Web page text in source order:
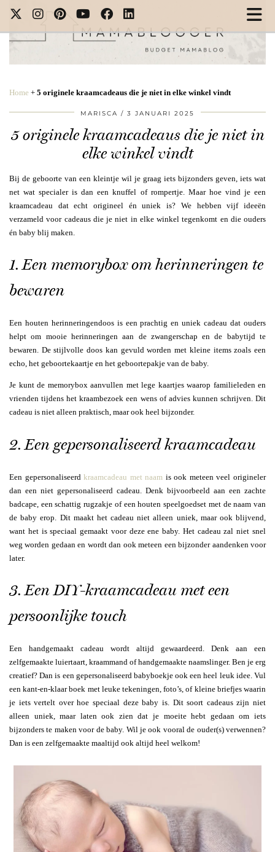
Home + 5 originele kraamcadeaus die je niet in elke winkel vindt
MARISCA 3 JANUARI 2025
5 originele kraamcadeaus die je niet in
elke winkel vindt
Bij de geboorte van een kleintje wil je graag iets bijzonders geven, iets wat
net wat specialer is dan een knuffel of rompertje. Maar hoe vind je een
kraamcadeau dat echt origineel én uniek is? We hebben vijf ideeën
verzameld voor cadeaus die je niet in elke winkel tegenkomt en die ouders
én baby blij maken.
1. Een memorybox om herinneringen te
bewaren
Een houten herinneringendoos is een prachtig en uniek cadeau dat ouders
helpt om mooie herinneringen aan de zwangerschap en de babytijd te
bewaren. De stijlvolle doos kan gevuld worden met kleine items zoals een
echo, het geboortekaartje en het geboortepakje van de baby.
Je kunt de memorybox aanvullen met lege kaartjes waarop familieleden en
vrienden tijdens het kraambezoek een wens of advies kunnen schrijven. Dit
cadeau is niet alleen praktisch, maar ook heel bijzonder.
2. Een gepersonaliseerd kraamcadeau
Een gepersonaliseerdkraamcadeau met naam is ook meteen veel origineler
dan een niet gepersonaliseerd cadeau. Denk bijvoorbeeld aan een zachte
badcape, een schattig rugzakje of een houten speelgoedset met de naam van
de baby erop. Dit maakt het cadeau niet alleen uniek, maar ook blijvend,
want het is speciaal gemaakt voor deze ene baby. Het cadeau zal niet snel
weg worden gedaan en wordt dan ook meteen een bijzonder aandenken voor
later.
3. Een DIY-kraamcadeau met een
persoonlijke touch
Een handgemaakt cadeau wordt altijd gewaardeerd. Denk aan een
zelfgemaakte luiertaart, kraammand of handgemaakte naamslinger. Ben je erg
creatief? Dan is een gepersonaliseerd babyboekje ook een heel leuk idee. Vul
een kant-en-klaar boek met leuke tekeningen, foto’s, of kleine briefjes waarin
je iets vertelt over hoe speciaal deze baby is. Dit soort cadeaus zijn niet
alleen uniek, maar laten ook zien dat je moeite hebt gedaan om iets
bijzonders te maken voor de baby. Wil je ook vooral de ouder(s) verwennen?
Dan is een zelfgemaakte maaltijd ook altijd heel welkom!